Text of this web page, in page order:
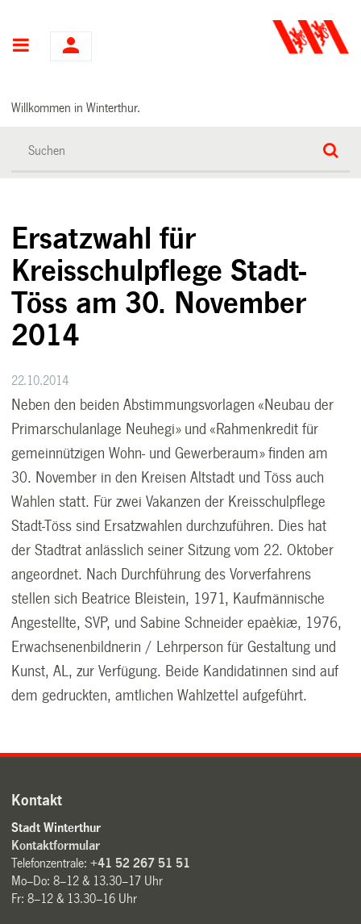
Hauptnavigation
Willkommen in Winterthur.
Ersatzwahl für
Kreisschulpflege Stadt-
Töss am 30. November
2014
22.10.2014
Neben den beiden Abstimmungsvorlagen «Neubau der
Primarschulanlage Neuhegi» und «Rahmenkredit für
gemeinnützigen Wohn- und Gewerberaum» finden am
30. November in den Kreisen Altstadt und Töss auch
Wahlen statt. Für zwei Vakanzen der Kreisschulpflege
Stadt-Töss sind Ersatzwahlen durchzuführen. Dies hat
der Stadtrat anlässlich seiner Sitzung vom 22. Oktober
angeordnet. Nach Durchführung des Vorverfahrens
stellen sich Beatrice Bleistein, 1971, Kaufmännische
Angestellte, SVP, und Sabine Schneider epaèkiæ, 1976,
Erwachsenenbildnerin / Lehrperson für Gestaltung und
Kunst, AL, zur Verfügung. Beide Kandidatinnen sind auf
dem gedruckten, amtlichen Wahlzettel aufgeführt.
Kontakt
Stadt Winterthur
Kontaktformular
Telefonzentrale:+41 52 267 51 51
Mo–Do: 8–12 & 13.30–17 Uhr
Fr: 8–12 & 13.30–16 Uhr